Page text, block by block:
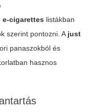
e-cigarettes listákban
szerint pontozni. A just
panaszokból és
hasznos